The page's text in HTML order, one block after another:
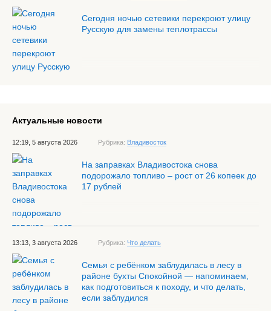
Сегодня ночью сетевики перекроют улицу
Русскую для замены теплотрассы
Актуальные новости
12:19, 5 августа 2026 Рубрика: Владивосток
На заправках Владивостока снова
подорожало топливо – рост от 26 копеек до
17 рублей
13:13, 3 августа 2026 Рубрика: Что делать
Семья с ребёнком заблудилась в лесу в
районе бухты Спокойной — напоминаем,
как подготовиться к походу, и что делать,
если заблудился